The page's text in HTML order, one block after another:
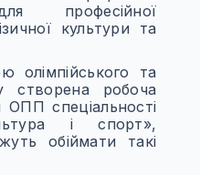
професійної
культури та
та
створена робоча
ОПП спеціальності
і спорт»,
обіймати такі